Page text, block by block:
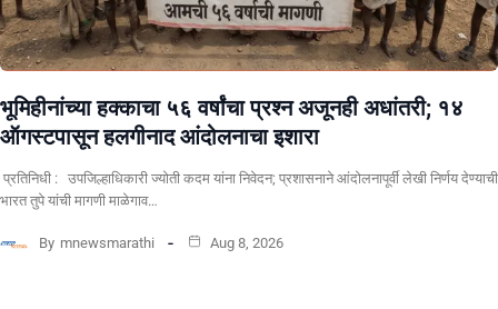
भूमिहीनांच्या हक्काचा ५६ वर्षांचा प्रश्न अजूनही अधांतरी; १४
ऑगस्टपासून हलगीनाद आंदोलनाचा इशारा
प्रतिनिधी : उपजिल्हाधिकारी ज्योती कदम यांना निवेदन; प्रशासनाने आंदोलनापूर्वी लेखी निर्णय देण्याची
भारत तुपे यांची मागणी माळेगाव…
By mnewsmarathi Aug 8, 2026